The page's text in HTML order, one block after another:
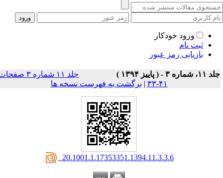
ورود خودکار
ثبت نام
بازیابی رمز عبور
شماره ۳ - ( پاييز ۱۳۹۴ )
جلد ۱۱ شماره ۳ صفحات
۴۱-۳۳
| برگشت به فهرست نسخه ها
‎ 20.1001.1.17353351.1394.11.3.3.6